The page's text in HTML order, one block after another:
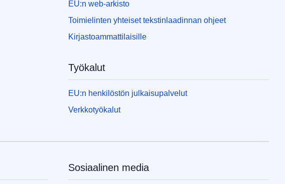
EU:n web-arkisto
Toimielinten yhteiset tekstinlaadinnan ohjeet
Kirjastoammattilaisille
Työkalut
EU:n henkilöstön julkaisupalvelut
Verkkotyökalut
Sosiaalinen media